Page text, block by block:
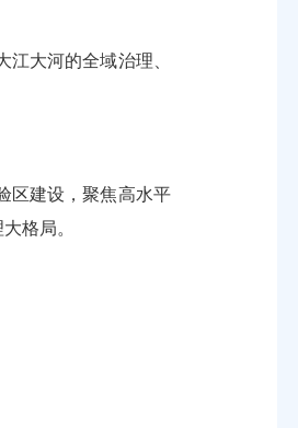
大河的全域治理、
区建设，聚焦高水平
格局。